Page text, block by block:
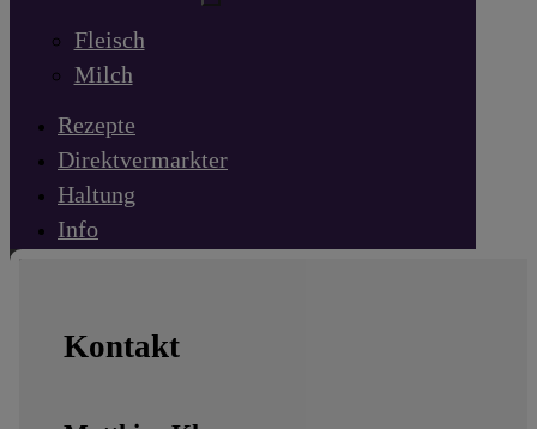
Fleisch
Milch
Rezepte
Direktvermarkter
Haltung
Info
Kontakt